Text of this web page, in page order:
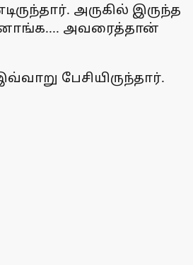
அருகில் இருந்த
அவரைத்தான்
பேசியிருந்தார்.